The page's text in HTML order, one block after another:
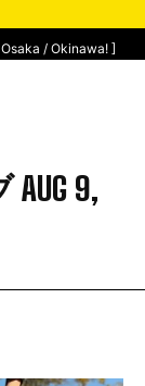
/ Okinawa! ]
9,